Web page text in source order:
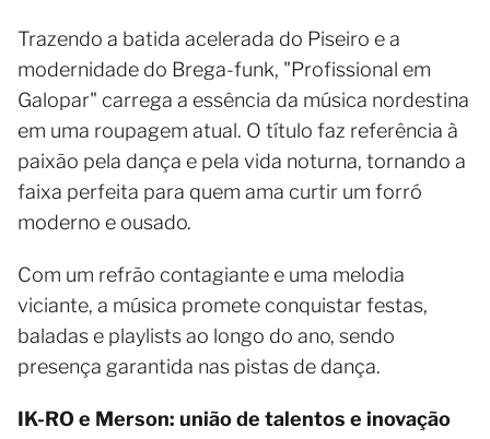
Trazendo a batida acelerada do Piseiro e a
modernidade do Brega-funk, "Profissional em
Galopar" carrega a essência da música nordestina
em uma roupagem atual. O título faz referência à
paixão pela dança e pela vida noturna, tornando a
faixa perfeita para quem ama curtir um forró
moderno e ousado.
Com um refrão contagiante e uma melodia
viciante, a música promete conquistar festas,
baladas e playlists ao longo do ano, sendo
presença garantida nas pistas de dança.
IK-RO e Merson: união de talentos e inovação